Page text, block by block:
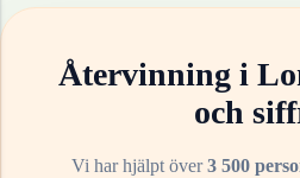
Återvinning i
och
Vi har hjälpt över3 500